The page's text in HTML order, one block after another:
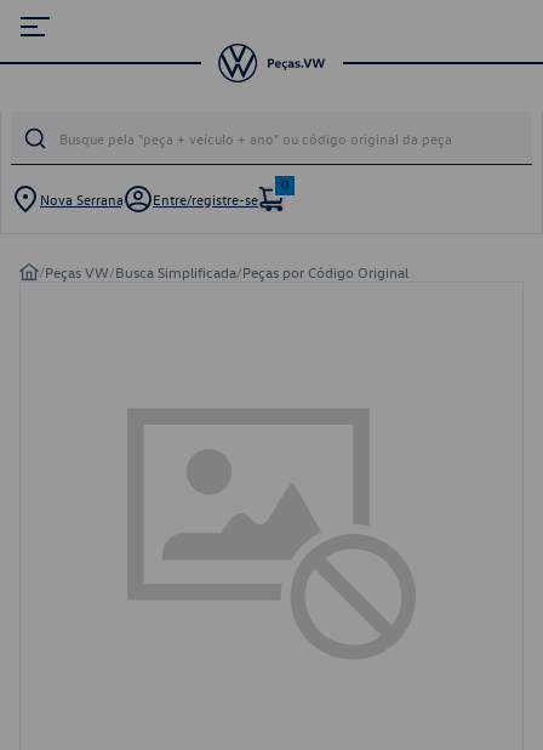
Nova Serrana Entre/registre-se
0
/Peças VW/Busca Simplificada/Peças por Código Original